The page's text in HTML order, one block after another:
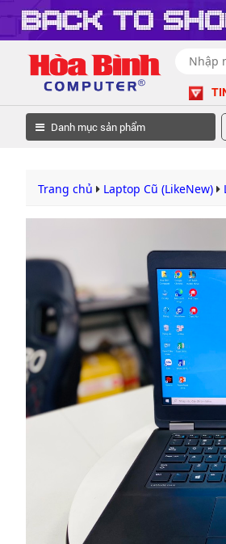
Danh mục sản phẩm
Trang chủ Laptop Cũ (LikeNew)